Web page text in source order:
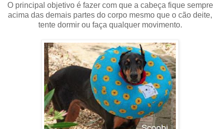
O principal objetivo é fazer com que a cabeça fique sempre
acima das demais partes do corpo mesmo que o cão deite,
tente dormir ou faça qualquer movimento.